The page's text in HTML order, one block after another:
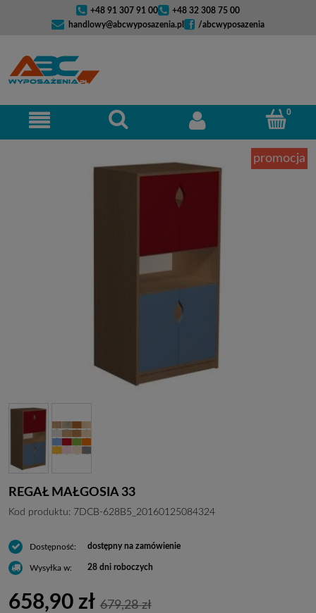
+48 91 307 91 00
+48 32 308 75 00
handlowy@abcwyposazenia.pl
/abcwyposazenia
promocja
REGAŁ MAŁGOSIA 33
Kod produktu: 7DCB-628B5_20160125084324
Dostępność: dostępny na zamówienie
Wysyłka w: 28 dni roboczych
658,90 zł 679,28 zł